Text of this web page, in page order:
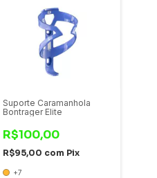
Suporte Caramanhola
Bontrager Elite
R$100,00
R$95,00 com Pix
+7